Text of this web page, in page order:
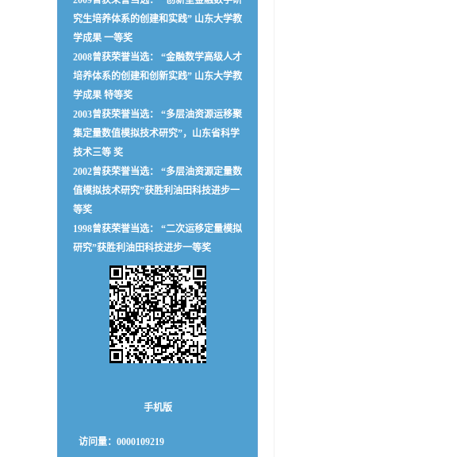
究生培养体系的创建和实践” 山东大学教
学成果 一等奖
2008曾获荣誉当选： “金融数学高级人才
培养体系的创建和创新实践” 山东大学教
学成果 特等奖
2003曾获荣誉当选： “多层油资源运移聚
集定量数值模拟技术研究”，山东省科学
技术三等 奖
2002曾获荣誉当选： “多层油资源定量数
值模拟技术研究”获胜利油田科技进步一
等奖
1998曾获荣誉当选： “二次运移定量模拟
研究”获胜利油田科技进步一等奖
手机版
访问量： 0000109219